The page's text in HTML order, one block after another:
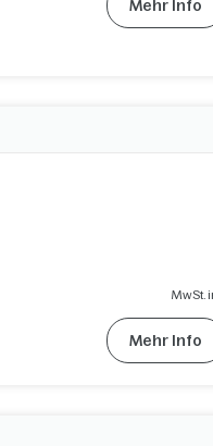
Mehr Info
MwSt.
Mehr Info